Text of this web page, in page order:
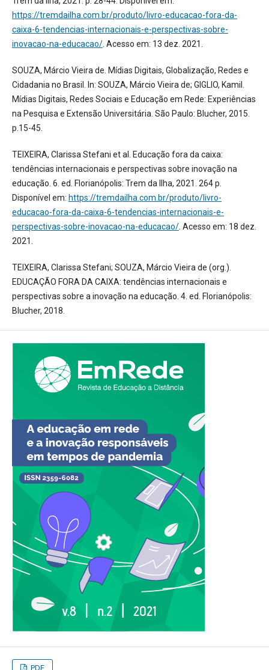
https://tremdailha.com.br/produto/livro-educacao-fora-da-
caixa-6-tendencias-internacionais-e-perspectivas-sobre-
inovacao-na-educacao/. Acesso em: 13 dez. 2021.
SOUZA, Márcio Vieira de. Mídias Digitais, Globalização, Redes e
Cidadania no Brasil. In: SOUZA, Márcio Vieira de; GIGLIO, Kamil.
Mídias Digitais, Redes Sociais e Educação em Rede: Experiências
na Pesquisa e Extensão Universitária. São Paulo: Blucher, 2015.
p.15-45.
TEIXEIRA, Clarissa Stefani et al. Educação fora da caixa:
tendências internacionais e perspectivas sobre inovação na
educação. 6. ed. Florianópolis: Trem da Ilha, 2021. 264 p.
Disponível em: https://tremdailha.com.br/produto/livro-
educacao-fora-da-caixa-6-tendencias-internacionais-e-
perspectivas-sobre-inovacao-na-educacao/. Acesso em: 18 dez.
2021.
TEIXEIRA, Clarissa Stefani; SOUZA, Márcio Vieira de (org.).
EDUCAÇÃO FORA DA CAIXA: tendências internacionais e
perspectivas sobre a inovação na educação. 4. ed. Florianópolis:
Blucher, 2018.
PDF